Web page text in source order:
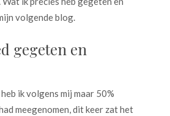
volgende blog.
gegeten en
ik volgens mij maar 50%
meegenomen, dit keer zat het